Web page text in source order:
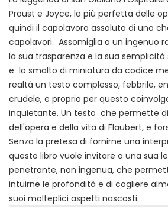
Proust e Joyce, la più perfetta delle
quindi il capolavoro assoluto di uno
capolavori. Assomiglia a un ingenuo
la sua trasparenza e la sua
e lo smalto di miniatura da codice
realtà un testo complesso, febbrile,
crudele, e proprio per questo
inquietante. Un testo che permette
dell'opera e della vita di Flaubert, e
Senza la pretesa di fornirne una
questo libro vuole invitare a una sua
penetrante, non ingenua, che
intuirne le profondità e di cogliere
suoi molteplici aspetti nascosti.